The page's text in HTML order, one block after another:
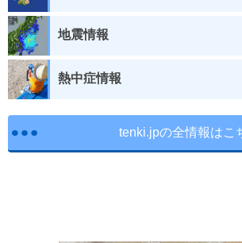
地震情報
熱中症情報
tenki.jpの全情報はこ